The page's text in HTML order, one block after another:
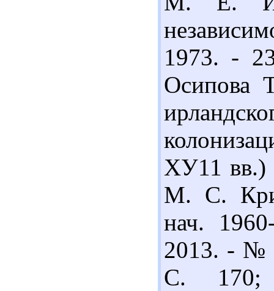
1973. -
Осипова
ХУ11 вв.)
М. С.
нач.
2013. - №
С.